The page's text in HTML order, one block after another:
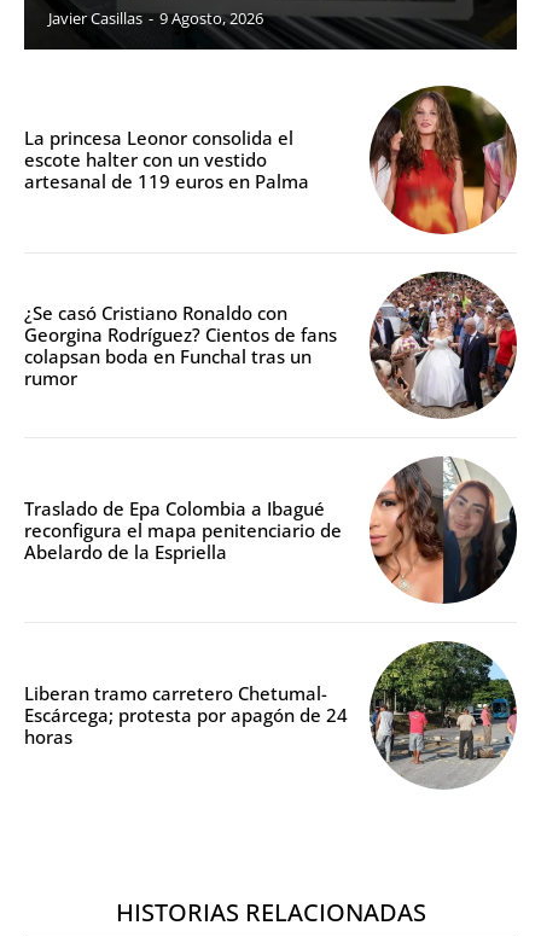
Javier Casillas - 9 Agosto, 2026
La princesa Leonor consolida el
escote halter con un vestido
artesanal de 119 euros en Palma
¿Se casó Cristiano Ronaldo con
Georgina Rodríguez? Cientos de fans
colapsan boda en Funchal tras un
rumor
Traslado de Epa Colombia a Ibagué
reconfigura el mapa penitenciario de
Abelardo de la Espriella
Liberan tramo carretero Chetumal-
Escárcega; protesta por apagón de 24
horas
HISTORIAS RELACIONADAS